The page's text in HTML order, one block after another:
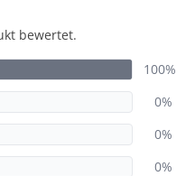
bewertet.
100%
0%
0%
0%